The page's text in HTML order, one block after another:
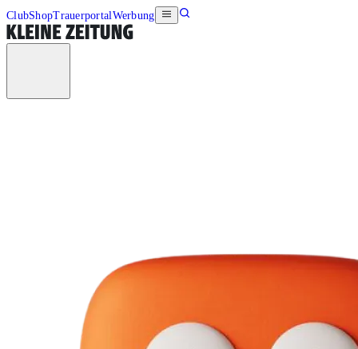
ClubShopTrauerportalWerbung